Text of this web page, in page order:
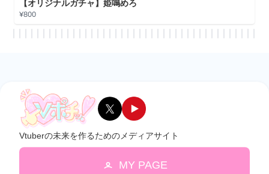
【コラボガチャ】輝月兎愛
¥800
Vtuberの未来を作るためのメディアサイト
MY PAGE